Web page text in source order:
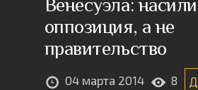
Венесуэла:
оппозиция, а не
правительство
04 марта 2014 8